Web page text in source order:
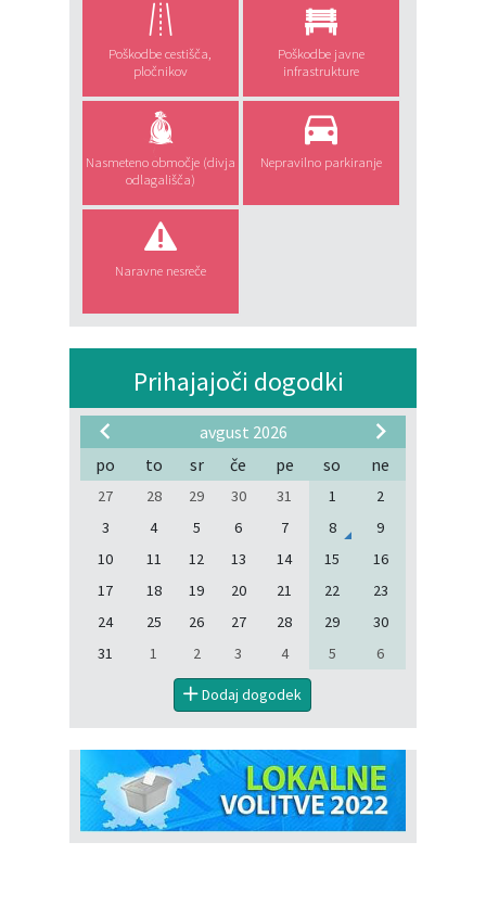
Poškodbe cestišča,
pločnikov
Poškodbe javne
infrastrukture
Nasmeteno območje (divja
odlagališča)
Nepravilno parkiranje
Naravne nesreče
Prihajajoči dogodki
avgust 2026
po
to sr če pe so ne
27 28 29 30 31 1
2
3
4 5 6 7 8
9
10
11 12 13 14 15
16
17
18 19 20 21 22
23
24
25 26 27 28 29
30
31
1 2 3 4 5 6
Dodaj dogodek